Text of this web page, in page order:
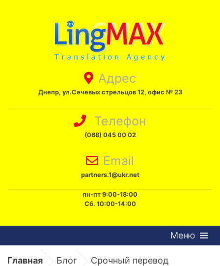
Адрес
Днепр, ул.Сечевых стрельцов 12, офис № 23
Телефон
(068) 045 00 02
Email
partners.1@ukr.net
пн-пт 9:00-18:00
Сб. 10:00-14:00
Меню
Главная Блог Срочный перевод